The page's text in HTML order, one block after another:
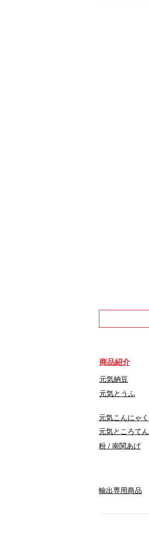
商品紹介
元気納豆
元気とうふ
元気こんにゃく
元気ところてん
​粉 / 南関あげ
輸出専用商品